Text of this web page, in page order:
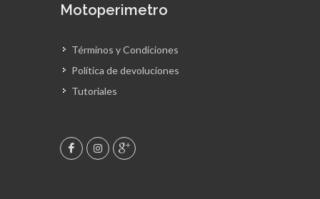
Motoperimetro
Términos y Condiciones
Política de devoluciones
Tutoriales